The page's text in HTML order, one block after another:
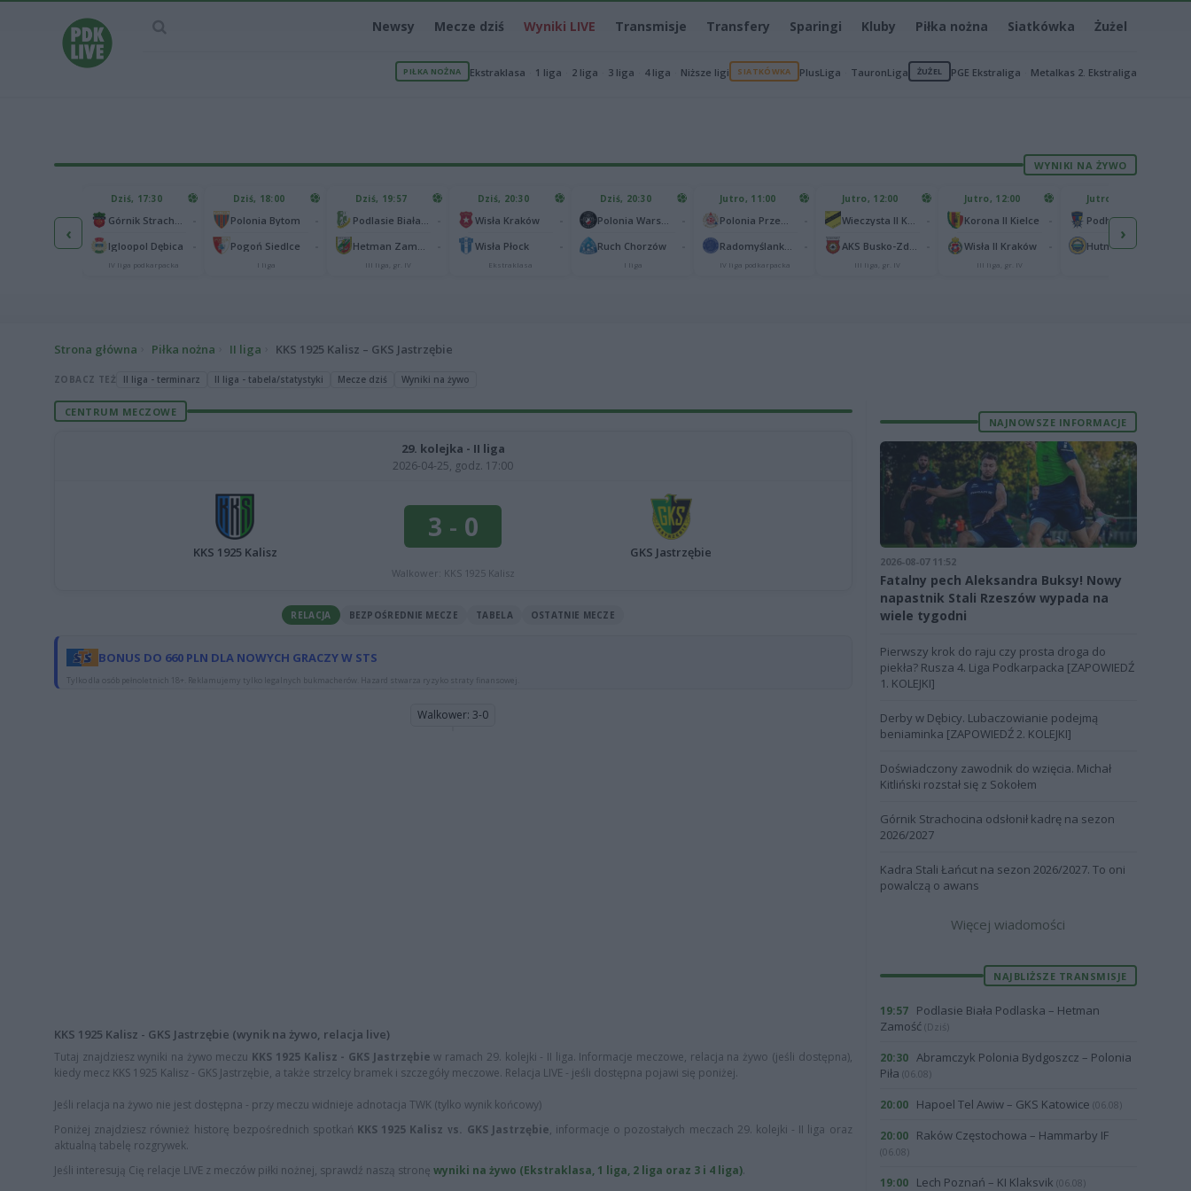
Newsy Mecze dziś Wyniki LIVE Transmisje Transfery Sparingi Kluby Piłka nożna Siatkówka Żużel
PIŁKA NOŻNA Ekstraklasa 1 liga 2 liga 3 liga 4 liga Niższe ligi SIATKÓWKA PlusLiga TauronLiga ŻUŻEL PGE Ekstraliga Metalkas 2. Ekstraliga
WYNIKI NA ŻYWO
‹
65
25
Dziś, 17:30
Igloopol Dębica
IV liga podkarpacka
Dziś, 18:00
Polonia Bytom
Pogoń Siedlce
I liga
Dziś, 19:57
III liga, gr. IV
Dziś, 20:30
Wisła Kraków
Wisła Płock
Ekstraklasa
Dziś, 20:30
Ruch Chorzów
I liga
Jutro, 11:00
IV liga podkarpacka
Jutro, 12:00
III liga, gr. IV
Jutro, 12:00
Korona II Kielce
Wisła II Kraków
III liga, gr. IV
Jutro, 13:00
Hutnik Kraków
›
Strona główna Piłka nożna II liga KKS 1925 Kalisz – GKS Jastrzębie
ZOBACZ TEŻ II liga - terminarz II liga - tabela/statystyki Mecze dziś Wyniki na żywo
CENTRUM MECZOWE
29. kolejka - II liga
2026-04-25, godz. 17:00
KKS 1925 Kalisz
3 - 0
GKS Jastrzębie
Walkower: KKS 1925 Kalisz
RELACJA BEZPOŚREDNIE MECZE TABELA OSTATNIE MECZE
BONUS DO 660 PLN DLA NOWYCH GRACZY W STS
Tylko dla osób pełnoletnich 18+. Reklamujemy tylko legalnych bukmacherów. Hazard stwarza ryzyko straty finansowej.
Walkower: 3-0
KKS 1925 Kalisz - GKS Jastrzębie (wynik na żywo, relacja live)
Tutaj znajdziesz wyniki na żywo meczu KKS 1925 Kalisz - GKS Jastrzębie w ramach 29. kolejki - II liga. Informacje meczowe, relacja na żywo (jeśli dostępna),
kiedy mecz KKS 1925 Kalisz - GKS Jastrzębie, a także strzelcy bramek i szczegóły meczowe. Relacja LIVE - jeśli dostępna pojawi się poniżej.
Jeśli relacja na żywo nie jest dostępna - przy meczu widnieje adnotacja TWK (tylko wynik końcowy)
Poniżej znajdziesz również historę bezpośrednich spotkań KKS 1925 Kalisz vs. GKS Jastrzębie, informacje o pozostałych meczach 29. kolejki - II liga oraz
aktualną tabelę rozgrywek.
Jeśli interesują Cię relacje LIVE z meczów piłki nożnej, sprawdź naszą stronę wyniki na żywo (Ekstraklasa, 1 liga, 2 liga oraz 3 i 4 liga).
NAJNOWSZE INFORMACJE
2026-08-07 11:52
Fatalny pech Aleksandra Buksy! Nowy
napastnik Stali Rzeszów wypada na
wiele tygodni
Pierwszy krok do raju czy prosta droga do
piekła? Rusza 4. Liga Podkarpacka [ZAPOWIEDŹ
1. KOLEJKI]
Derby w Dębicy. Lubaczowianie podejmą
beniaminka [ZAPOWIEDŹ 2. KOLEJKI]
Doświadczony zawodnik do wzięcia. Michał
Kitliński rozstał się z Sokołem
Górnik Strachocina odsłonił kadrę na sezon
2026/2027
Kadra Stali Łańcut na sezon 2026/2027. To oni
powalczą o awans
Więcej wiadomości
NAJBLIŻSZE TRANSMISJE
19:57
Podlasie Biała Podlaska – Hetman
Zamość (Dziś)
20:30 Abramczyk Polonia Bydgoszcz – Polonia
Piła (06.08)
20:00 Hapoel Tel Awiw – GKS Katowice (06.08)
20:00 Raków Częstochowa – Hammarby IF
(06.08)
19:00 Lech Poznań – KI Klaksvik (06.08)